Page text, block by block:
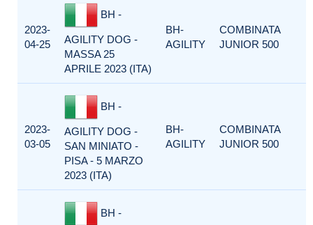
2023-
04-25
BH -
AGILITY DOG -
MASSA 25
APRILE 2023 (ITA)
BH-
AGILITY
COMBINATA
JUNIOR 500
2023-
03-05
BH -
AGILITY DOG -
SAN MINIATO -
PISA - 5 MARZO
2023 (ITA)
BH-
AGILITY
COMBINATA
JUNIOR 500
BH -